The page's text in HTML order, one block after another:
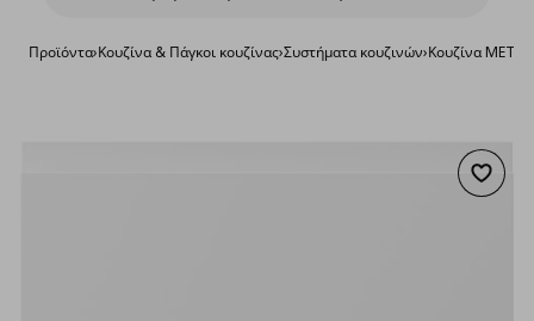
Προϊόντα›Κουζίνα & Πάγκοι κουζίνας›Συστήματα κουζινών›Κουζίνα